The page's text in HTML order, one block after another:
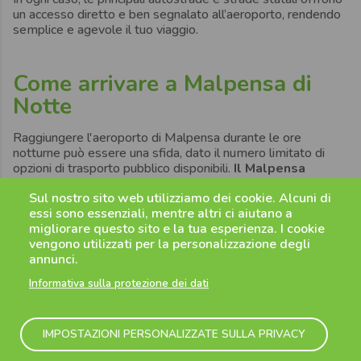
Sul nostro sito web utilizziamo dei cookie. Alcuni di
essi sono essenziali, mentre altri ci aiutano a
migliorare questo sito e la tua esperienza. I cookie
vengono utilizzati per la personalizzazione degli
annunci.
Informativa sulla protezione dei dati
IMPOSTAZIONI PERSONALIZZATE SULLA PRIVACY
un accesso diretto e ben segnalato all’aeroporto, rendendo
semplice e agevole il tuo viaggio.
Come arrivare a Malpensa di
Notte
Raggiungere l'aeroporto di Malpensa durante le ore
notturne può essere una sfida, dato il numero limitato di
opzioni di trasporto pubblico disponibili. Il Malpensa
Express, ad esempio, effettua il suo ultimo viaggio
alle 23:25e riprende solo alle05:25 del mattino
successivo. Anche i treni regionali non operano di notte,
lasciando i viaggiatori con poche alternative.
In questo contesto, taxi e servizi di ride-sharing come Uber
rappresentano opzioni praticabili, ma con costi
significativamente più elevati, anche perché di notte il
Se partida Torino o da Novara, una scelta molto più
conveniente e affidabile è rappresentata dallenavette
Flibco. Il costo rimane sempre lo stesso, sia di giorno che